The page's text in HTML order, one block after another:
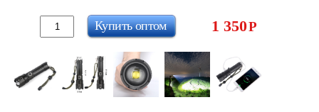
1 350Р
Купить оптом